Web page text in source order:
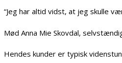
“Jeg har altid vidst, at jeg skulle
Mød Anna Mie Skovdal,
Hendes kunder er typisk